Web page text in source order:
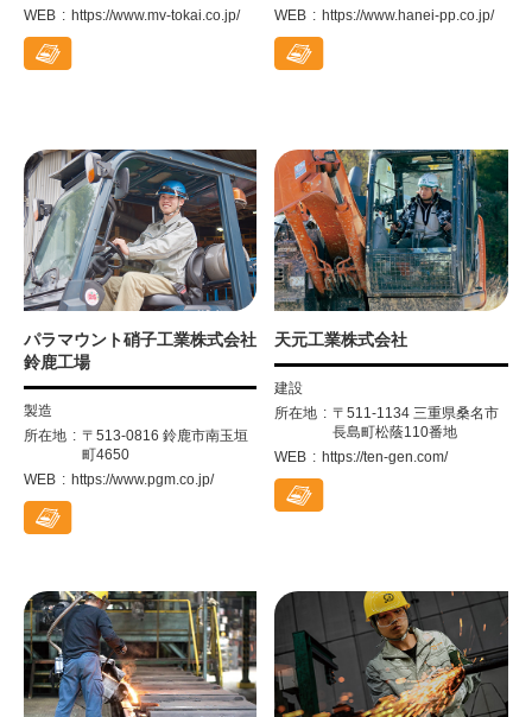
WEB
https://www.mv-tokai.co.jp/
WEB
https://www.hanei-pp.co.jp/
パラマウント硝子工業株式会社
鈴鹿工場
製造
所在地
〒513-0816 鈴鹿市南玉垣
町4650
WEB
https://www.pgm.co.jp/
天元工業株式会社
建設
所在地
〒511-1134 三重県桑名市
長島町松蔭110番地
WEB
https://ten-gen.com/